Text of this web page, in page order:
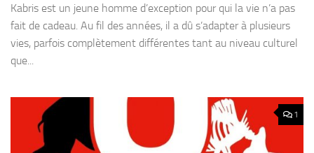
Kabris est un jeune homme d’exception pour qui la vie n’a pas
fait de cadeau. Au fil des années, il a dû s’adapter à plusieurs
vies, parfois complètement différentes tant au niveau culturel
que...
1